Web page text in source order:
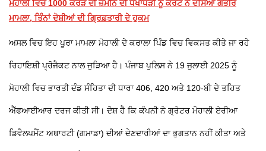
ਮੋਹਾਲੀ ਵਿੱਚ 1000 ਕਰੋੜ ਦੀ ਜ਼ਮੀਨ ਦੀ ਧੋਖਾਧੜੀ ਨੂੰ ਕੋਰਟ ਨੇ ਦੱਸਿਆ ਗੰਭੀਰ
ਮਾਮਲਾ, ਤਿੰਨਾਂ ਦੋਸ਼ੀਆਂ ਦੀ ਗ੍ਰਿਫ਼ਤਾਰੀ ਦੇ ਹੁਕਮ
ਅਸਲ ਵਿਚ ਇਹ ਪੂਰਾ ਮਾਮਲਾ ਮੋਹਾਲੀ ਦੇ ਕਰਾਲਾ ਪਿੰਡ ਵਿਚ ਵਿਕਸਤ ਕੀਤੇ ਜਾ ਰਹੇ
ਰਿਹਾਇਸ਼ੀ ਪ੍ਰੋਜੈਕਟ ਨਾਲ ਜੁੜਿਆ ਹੈ। ਪੰਜਾਬ ਪੁਲਿਸ ਨੇ 19 ਜੁਲਾਈ 2025 ਨੂੰ
ਮੋਹਾਲੀ ਵਿਚ ਭਾਰਤੀ ਦੰਡ ਸੰਹਿਤਾ ਦੀ ਧਾਰਾ 406, 420 ਅਤੇ 120-ਬੀ ਦੇ ਤਹਿਤ
ਐੱਫਆਈਆਰ ਦਰਜ ਕੀਤੀ ਸੀ। ਦੋਸ਼ ਹੈ ਕਿ ਕੰਪਨੀ ਨੇ ਗ੍ਰੇਟਰ ਮੋਹਾਲੀ ਏਰੀਆ
ਡਿਵੈਲਪਮੈਂਟ ਅਥਾਰਟੀ (ਗਮਾਡਾ) ਦੀਆਂ ਦੇਣਦਾਰੀਆਂ ਦਾ ਭੁਗਤਾਨ ਨਹੀਂ ਕੀਤਾ ਅਤੇ